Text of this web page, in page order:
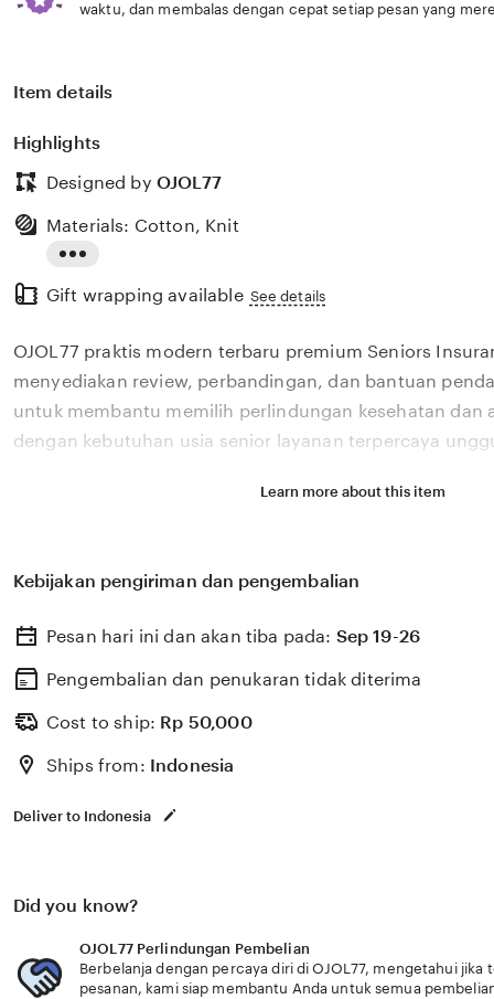
waktu, dan membalas dengan cepat setiap pesan yang
Item details
Highlights
Designed by OJOL77
the
description
Materials: Cotton, Knit
Gift wrapping available See details
OJOL77 praktis modern terbaru premium Seniors
menyediakan review, perbandingan, dan bantuan
untuk membantu memilih perlindungan kesehatan dan
dengan kebutuhan usia senior layanan terpercaya
Situs OJOL77 praktis modern terbaru premium Seniors
dengan kebutuhan usia senior layanan terpercaya
Learn more about this item
Kebijakan pengiriman dan pengembalian
Pesan hari ini dan akan tiba pada: Sep 19-26
Pengembalian dan penukaran tidak diterima
Cost to ship: Rp 50,000
Ships from: Indonesia
Deliver to Indonesia
Did you know?
OJOL77 Perlindungan Pembelian
Berbelanja dengan percaya diri di OJOL77, mengetahui jika
pesanan, kami siap membantu Anda untuk semua